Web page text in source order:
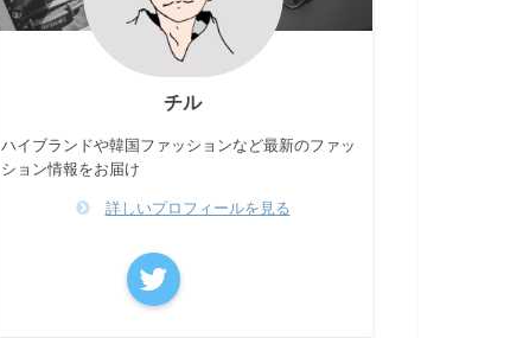
チル
ハイブランドや韓国ファッションなど最新のファッ
ション情報をお届け
詳しいプロフィールを見る